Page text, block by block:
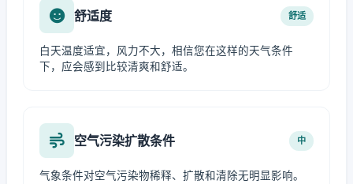
舒适度 舒适
白天温度适宜，风力不大，相信您在这样的天气条件
下，应会感到比较清爽和舒适。
空气污染扩散条件 中
气象条件对空气污染物稀释、扩散和清除无明显影响。